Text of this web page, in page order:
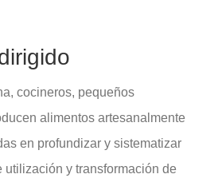
cocineros, pequeños
alimentos artesanalmente
en profundizar y sistematizar
utilización y transformación de